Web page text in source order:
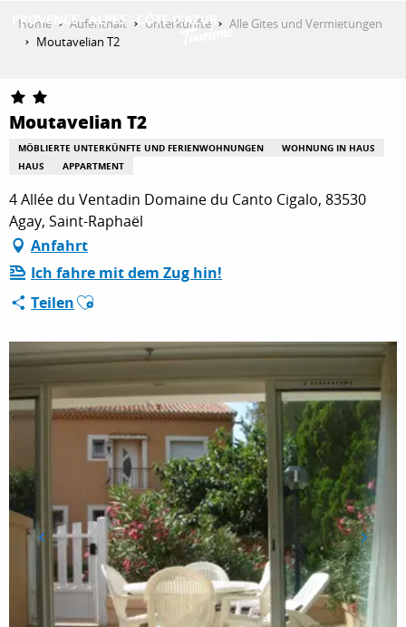
ENTDECKEN
AKTIVITÄTEN
AUFENTHALT
ESPACE PRO
Home Aufenthalt Unterkünfte
Alle Gites und Vermietungen
Moutavelian T2
Moutavelian T2
MÖBLIERTE UNTERKÜNFTE UND FERIENWOHNUNGEN
WOHNUNG IN HAUS
HAUS
APPARTMENT
4 Allée du Ventadin Domaine du Canto Cigalo, 83530
Agay, Saint-Raphaël
Anfahrt
Ich fahre mit dem Zug hin!
TeilenAjouter aux favoris